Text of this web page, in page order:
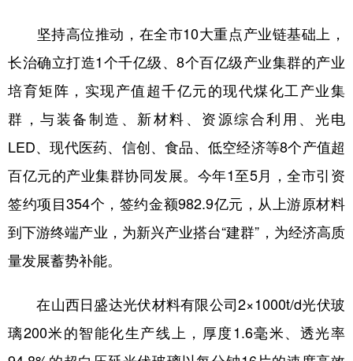
坚持高位推动，在全市10大重点产业链基础上，
长治确立打造1个千亿级、8个百亿级产业集群的产业
培育矩阵，实现产值超千亿元的现代煤化工产业集
群，与装备制造、新材料、资源综合利用、光电
LED、现代医药、信创、食品、低空经济等8个产值超
百亿元的产业集群协同发展。今年1至5月，全市引资
签约项目354个，签约金额982.9亿元，从上游原材料
到下游终端产业，为新兴产业搭台“建群”，为经济高质
量发展蓄势补能。
在山西日盛达光伏材料有限公司2×1000t/d光伏玻
璃200米的智能化生产线上，厚度1.6毫米、透光率